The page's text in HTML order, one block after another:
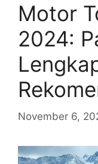
Motor
2024:
November 6,